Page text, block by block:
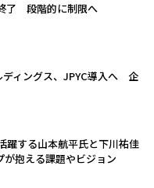
了 段階的に制限へ
ディングス、JPYC導入へ 企
躍する山本航平氏と下川祐佳
抱える課題やビジョン